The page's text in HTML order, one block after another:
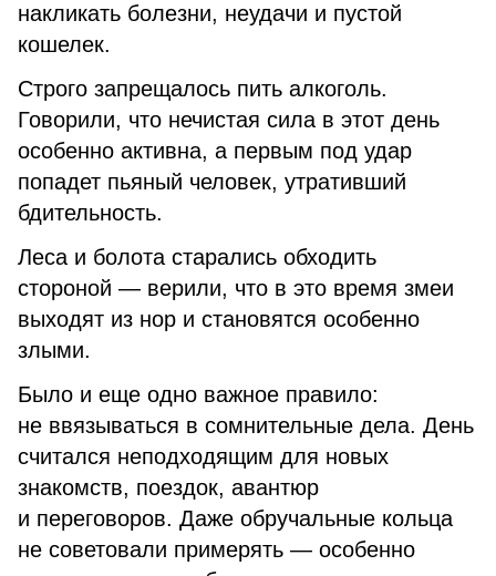
накликать болезни, неудачи и пустой
кошелек.
Строго запрещалось пить алкоголь.
Говорили, что нечистая сила в этот день
особенно активна, а первым под удар
попадет пьяный человек, утративший
бдительность.
Леса и болота старались обходить
стороной — верили, что в это время змеи
выходят из нор и становятся особенно
злыми.
Было и еще одно важное правило:
не ввязываться в сомнительные дела. День
считался неподходящим для новых
знакомств, поездок, авантюр
и переговоров. Даже обручальные кольца
не советовали примерять — особенно